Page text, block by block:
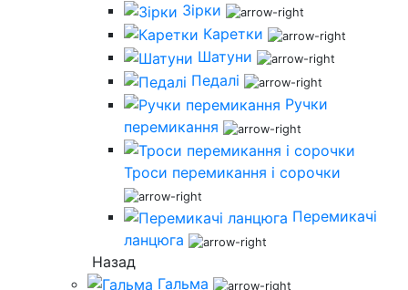
Зірки
Каретки
Шатуни
Педалі
Ручки
перемикання
Троси перемикання і сорочки
Перемикачі
ланцюга
Назад
Гальма